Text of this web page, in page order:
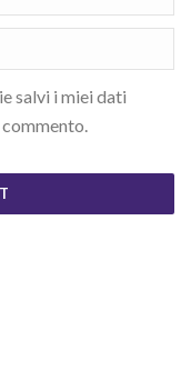
salvi i miei dati